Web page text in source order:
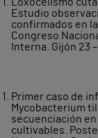
Loxocelismo
Estudio
confirmados en
Congreso
Interna. Gijón 23
Primer caso de
Mycobacterium
secuenciación
cultivables.